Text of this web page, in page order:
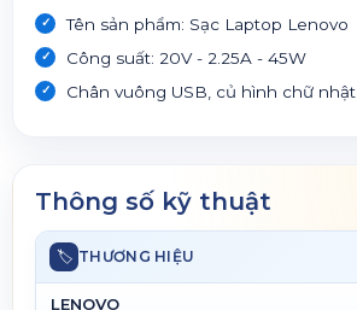
Tên sản phẩm: Sạc Laptop Lenovo
Công suất: 20V - 2.25A - 45W
Chân vuông USB, củ hình chữ nhật
Thông số kỹ thuật
🏷 THƯƠNG HIỆU
LENOVO